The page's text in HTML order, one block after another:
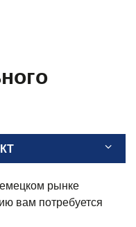
рынке
вам потребуется